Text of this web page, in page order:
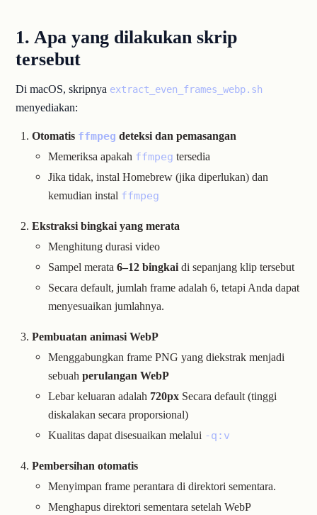
1. Apa yang dilakukan skrip
tersebut
Di macOS, skripnya extract_even_frames_webp.sh
menyediakan:
Otomatis ffmpeg deteksi dan pemasangan
Memeriksa apakah ffmpeg tersedia
Jika tidak, instal Homebrew (jika diperlukan) dan
kemudian instal ffmpeg
Ekstraksi bingkai yang merata
Menghitung durasi video
Sampel merata6–12 bingkaidi sepanjang klip tersebut
Secara default, jumlah frame adalah 6, tetapi Anda dapat
menyesuaikan jumlahnya.
Pembuatan animasi WebP
Menggabungkan frame PNG yang diekstrak menjadi
sebuahperulangan WebP
Lebar keluaran adalah 720px Secara default (tinggi
diskalakan secara proporsional)
Kualitas dapat disesuaikan melalui -q:v
Pembersihan otomatis
Menyimpan frame perantara di direktori sementara.
Menghapus direktori sementara setelah WebP